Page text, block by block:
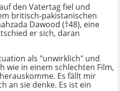
den Vatertag fiel und
britisch-pakistanischen
Dawood (†48), eine
er sich, daran
als "unwirklich" und
wie in einem schlechten Film,
Es fällt mir
an sie denke. Es ist ein